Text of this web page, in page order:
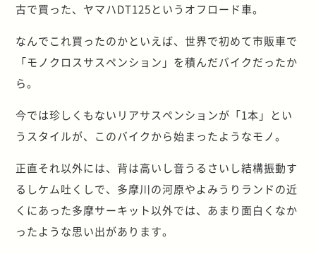
古で買った、ヤマハDT125というオフロード車。
なんでこれ買ったのかといえば、世界で初めて市販車で
「モノクロスサスペンション」を積んだバイクだったか
ら。
今では珍しくもないリアサスペンションが「1本」とい
うスタイルが、このバイクから始まったようなモノ。
正直それ以外には、背は高いし音うるさいし結構振動す
るしケム吐くしで、多摩川の河原やよみうりランドの近
くにあった多摩サーキット以外では、あまり面白くなか
ったような思い出があります。